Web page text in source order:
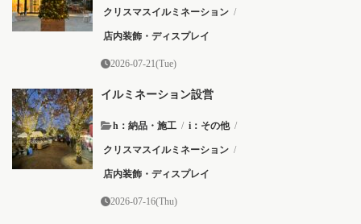
クリスマスイルミネーション /
店内装飾・ディスプレイ
2026-07-21(Tue)
イルミネーション設営
h：納品・施工 / i：その他 /
クリスマスイルミネーション /
店内装飾・ディスプレイ
2026-07-16(Thu)